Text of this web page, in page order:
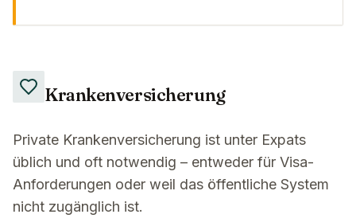
Krankenversicherung
Private Krankenversicherung ist unter Expats
üblich und oft notwendig – entweder für Visa-
Anforderungen oder weil das öffentliche System
nicht zugänglich ist.